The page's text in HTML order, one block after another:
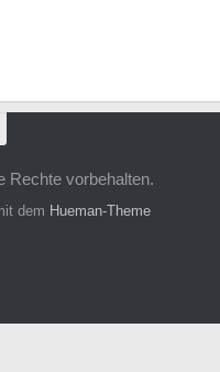
Rechte vorbehalten.
dem Hueman-Theme